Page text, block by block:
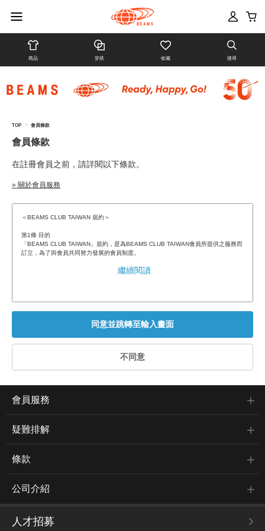
商品 穿搭 收藏 搜尋
TOP > 會員條款
會員條款
在註冊會員之前，請詳閱以下條款。
» 關於會員服務
＜BEAMS CLUB TAIWAN 規約＞
第1條 目的
「BEAMS CLUB TAIWAN」規約，是為BEAMS CLUB TAIWAN會員所提供之服務而
繼續閱讀
會員服務
疑難排解
條款
公司介紹
人才招募